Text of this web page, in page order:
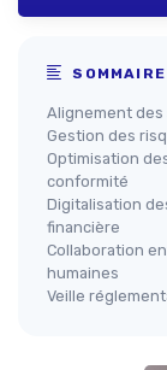
SOMMAIRE
Alignement des
Gestion des
Optimisation
conformité
Digitalisation
financière
Collaboration
humaines
Veille